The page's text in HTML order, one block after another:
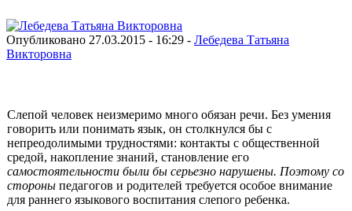
Опубликовано 27.03.2015 - 16:29 - Лебедева Татьяна
Викторовна
Слепой человек неизмеримо много обязан речи. Без умения
говорить или понимать язык, он столкнулся бы с
непреодолимыми трудностями: контакты с общественной
средой, накопление знаний, становление его
самостоятельности были бы серьезно нарушены. Поэтому со
стороныпедагогов и родителей требуется особое внимание
для раннего языкового воспитания слепого ребенка.